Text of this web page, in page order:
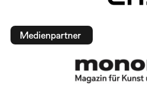
Medienpartner